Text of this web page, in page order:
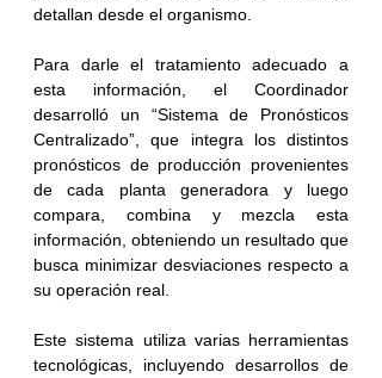
detallan desde el organismo.
Para darle el tratamiento adecuado a
esta información, el Coordinador
desarrolló un “Sistema de Pronósticos
Centralizado”, que integra los distintos
pronósticos de producción provenientes
de cada planta generadora y luego
compara, combina y mezcla esta
información, obteniendo un resultado que
busca minimizar desviaciones respecto a
su operación real.
Este sistema utiliza varias herramientas
tecnológicas, incluyendo desarrollos de